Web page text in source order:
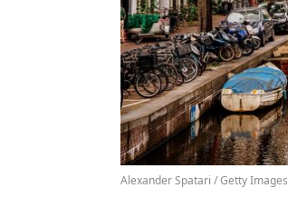
Alexander Spatari / Getty Images